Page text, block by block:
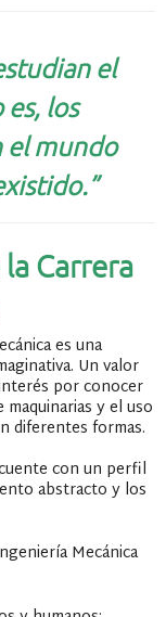
el
los
el mundo
Carrera
es una
Un valor
por conocer
y el uso
diferentes formas.
con un perfil
abstracto y los
Mecánica